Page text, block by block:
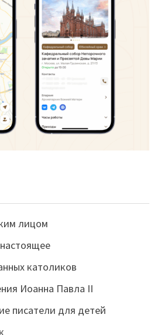
лицом
католиков
Иоанна Павла II
писатели для детей